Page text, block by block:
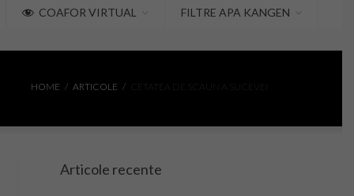
COAFOR VIRTUAL FILTRE APA KANGEN
HOME ARTICOLE
Articole recente